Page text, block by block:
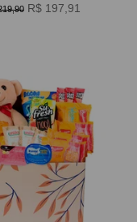
R$ 197,91